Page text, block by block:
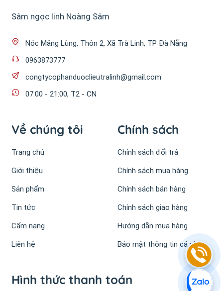
Sâm ngọc linh Noàng Sâm
Nóc Măng Lùng, Thôn 2, Xã Trà Linh, TP Đà Nẵng
0963873777
congtycophanduoclieutralinh@gmail.com
07:00 - 21:00, T2 - CN
Về chúng tôi
Trang chủ
Giới thiệu
Sản phẩm
Tin tức
Cẩm nang
Liên hệ
Chính sách
Chính sách đổi trả
Chính sách mua hàng
Chính sách bán hàng
Chính sách giao hàng
Hướng dẫn mua hàng
Bảo mật thông tin cá nhân
Hình thức thanh toán